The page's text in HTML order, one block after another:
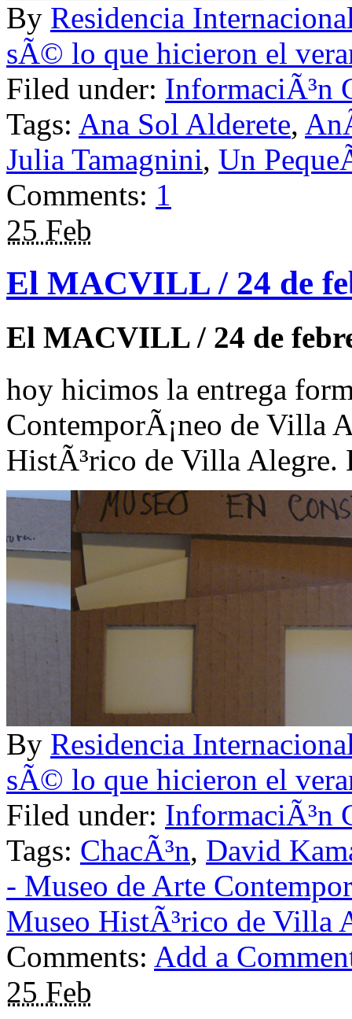
By Residencia
sÃ© lo que hicieron el
Filed under: InformaciÃ³n
Tags: Ana Sol Alderete,
Julia Tamagnini, Un
Comments: 1
25 Feb
El MACVILL / 24 de
El MACVILL / 24 de
hoy hicimos la entrega
ContemporÃ¡neo de Villa
HistÃ³rico de Villa Alegre.
By Residencia
sÃ© lo que hicieron el
Filed under: InformaciÃ³n
Tags: ChacÃ³n, David
- Museo de Arte
Museo HistÃ³rico de Villa
Comments: Add a
25 Feb